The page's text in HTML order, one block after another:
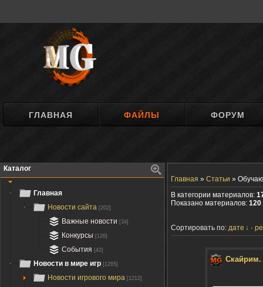
ГЛАВНАЯ ФАЙЛЫ ФОРУМ
Каталог
Главная
Новости сайта [202]
Важные новости [34]
Конкурсы [126]
События [42]
Новости в мире игр [1265]
Новости игрового мира [1212]
Главная » Статьи »
В категории материалов:
Показано материалов: 120
Сортировать по: дате
Скайрим.